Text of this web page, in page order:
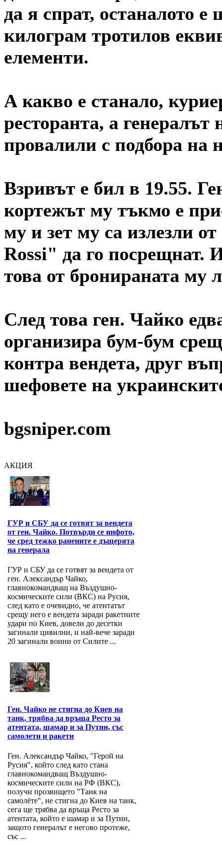
да я спрат, останалото
килограм тротилов
елементи.
А какво е станало,
ресторанта, а
провалили с подбора на
Взривът е бил в 19.55.
кортежът му тъкмо е
му и зет му са излезли
Rossi" да го посрещнат.
това от бронираната му
След това ген. Чайко
организира бум-бум
контра вендета, друг
шефовете на
bgsniper.com
АКЦИЯ
ГУР и СБУ да се готвят за вендета
от ген. Чайко. Потвърди се инфото,
че сред тежко ранените е дъщерята
на генерала
ГУР и СБУ да се готвят за вендета от
ген. Александър Чайко,
главнокомандващ на Въздушно-
космическите сили (ВКС) на Русия,
след като е очевидно, че атентатът
срещу него е вендета заради ракетните
удари по Киев, довели до десетки
загинали цивилни, и най-вече заради
20 загинали воини от Силите ...
Ген. Чайко не стигна до Киев на
танк, трябва да връща Ресто за
атентата, шамар и за Путин, със
самолети и ракети
Ген. Александър Чайко, "Герой на
Русия", който след като стана
главнокомандващ Въздушно-
космическите сили на РФ (ВКС),
получи прозвището "Танк на
самолёте", не стигна до Киев на танк,
сега ще трябва да връща Ресто за
атентата, който е шамар и за Путин,
защото генералът е негово протеже,
със ...